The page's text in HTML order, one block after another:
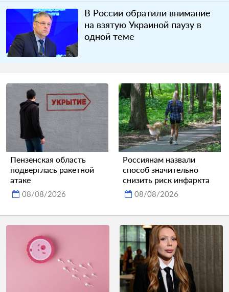
В России обратили внимание
на взятую Украиной паузу в
одной теме
Пензенская область
подверглась ракетной
атаке
08/08/2026
Россиянам назвали
способ значительно
снизить риск инфаркта
08/08/2026